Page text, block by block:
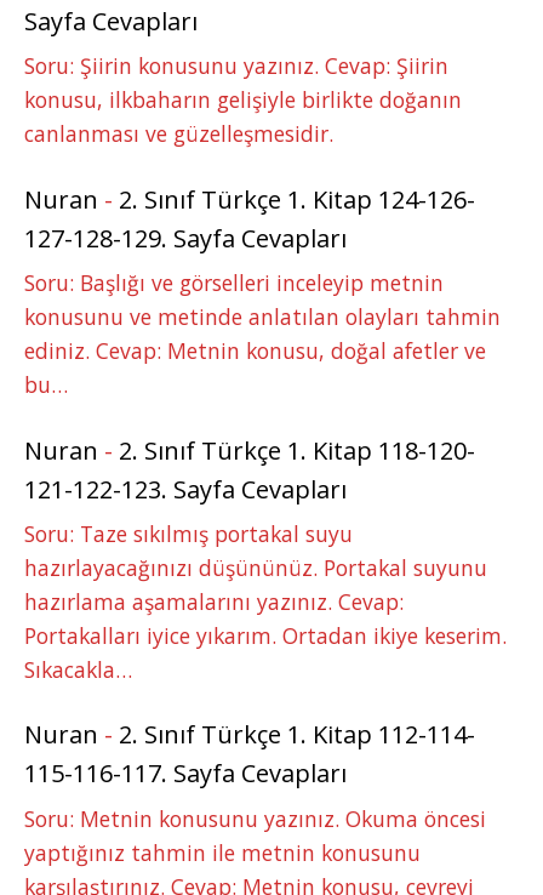
Sayfa Cevapları
Soru: Şiirin konusunu yazınız. Cevap: Şiirin
konusu, ilkbaharın gelişiyle birlikte doğanın
canlanması ve güzelleşmesidir.
Nuran - 2. Sınıf Türkçe 1. Kitap 124-126-
127-128-129. Sayfa Cevapları
Soru: Başlığı ve görselleri inceleyip metnin
konusunu ve metinde anlatılan olayları tahmin
ediniz. Cevap: Metnin konusu, doğal afetler ve
bu…
Nuran - 2. Sınıf Türkçe 1. Kitap 118-120-
121-122-123. Sayfa Cevapları
Soru: Taze sıkılmış portakal suyu
hazırlayacağınızı düşününüz. Portakal suyunu
hazırlama aşamalarını yazınız. Cevap:
Portakalları iyice yıkarım. Ortadan ikiye keserim.
Sıkacakla…
Nuran - 2. Sınıf Türkçe 1. Kitap 112-114-
115-116-117. Sayfa Cevapları
Soru: Metnin konusunu yazınız. Okuma öncesi
yaptığınız tahmin ile metnin konusunu
karşılaştırınız. Cevap: Metnin konusu, çevreyi